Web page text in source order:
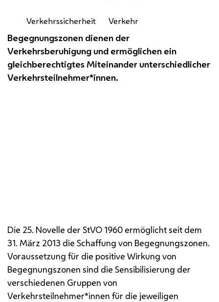
Verkehrssicherheit Verkehr
Begegnungszonen dienen der
Verkehrsberuhigung und ermöglichen ein
gleichberechtigtes Miteinander unterschiedlicher
Verkehrsteilnehmer*innen.
Die 25. Novelle der StVO 1960 ermöglicht seit dem
31. März 2013 die Schaffung von Begegnungszonen.
Voraussetzung für die positive Wirkung von
Begegnungszonen sind die Sensibilisierung der
verschiedenen Gruppen von
Verkehrsteilnehmer*innen für die jeweiligen